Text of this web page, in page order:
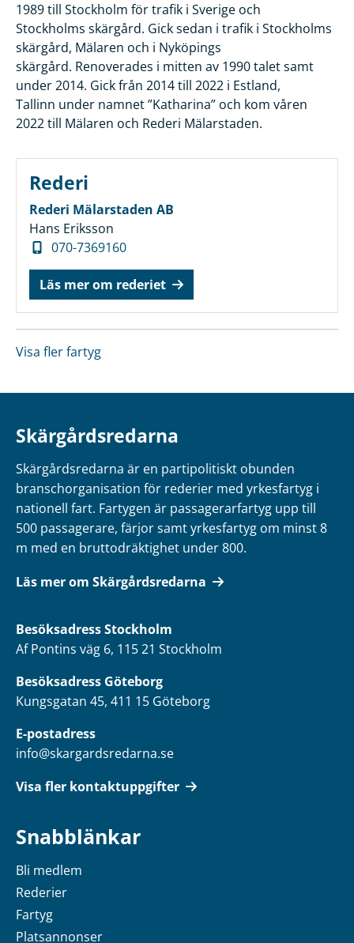
1989 till Stockholm för trafik i Sverige och
Stockholms skärgård. Gick sedan i trafik i Stockholms
skärgård, Mälaren och i Nyköpings
skärgård. Renoverades i mitten av 1990 talet samt
under 2014. Gick från 2014 till 2022 i Estland,
Tallinn under namnet ”Katharina” och kom våren
2022 till Mälaren och Rederi Mälarstaden.
Rederi
Rederi Mälarstaden AB
Hans Eriksson
070-7369160
Läs mer om rederiet
Visa fler fartyg
Skärgårdsredarna
Skärgårdsredarna är en partipolitiskt obunden
branschorganisation för rederier med yrkesfartyg i
nationell fart. Fartygen är passagerarfartyg upp till
500 passagerare, färjor samt yrkesfartyg om minst 8
m med en bruttodräktighet under 800.
Läs mer om Skärgårdsredarna
BesöksadressStockholm
Af Pontins väg 6, 115 21 Stockholm
Besöksadress Göteborg
Kungsgatan 45, 411 15 Göteborg
E-postadress
info@skargardsredarna.se
Visa fler kontaktuppgifter
Snabblänkar
Bli medlem
Rederier
Fartyg
Platsannonser